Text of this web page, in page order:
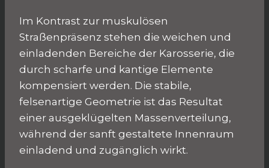
Im Kontrast zur muskulösen
Straßenpräsenz stehen die weichen und
einladenden Bereiche der Karosserie, die
durch scharfe und kantige Elemente
kompensiert werden. Die stabile,
felsenartige Geometrie ist das Resultat
einer ausgeklügelten Massenverteilung,
während der sanft gestaltete Innenraum
einladend und zugänglich wirkt.